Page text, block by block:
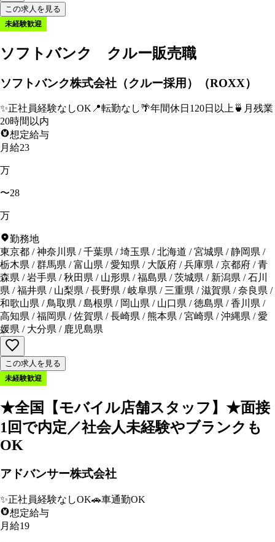
この求人を見る
未経験歓迎
ソフトバンク クルー販売職
ソフトバンク株式会社（クルー採用）（ROXX）
✨正社員経験なしOK📍転勤なし🌴年間休日120日以上🍵 月残業
20時間以内
想定給与
月給23
万
〜28
万
勤務地
東京都 /神奈川県 /千葉県 /埼玉県 /北海道 /宮城県 /静岡県 /
栃木県 /群馬県 /富山県 /愛知県 / 大阪府 /兵庫県 /京都府 /青
森県 /岩手県 /秋田県 / 山形県 /福島県 /茨城県 / 新潟県 /石川
県 /福井県 / 山梨県 /長野県 /岐阜県 /三重県 /滋賀県 /奈良県 /
和歌山県 /鳥取県 /島根県 / 岡山県 / 山口県 /徳島県 /香川県 /
高知県 /福岡県 /佐賀県 /長崎県 /熊本県 /宮崎県 /沖縄県 /愛
媛県 / 大分県 / 鹿児島県
この求人を見る
未経験歓迎
★全国【モバイル店舗スタッフ】★面接
1回で内定／社会人未経験やブランクも
OK
アドバンサー株式会社
✨正社員経験なしOK🚗車通勤OK
想定給与
月給19